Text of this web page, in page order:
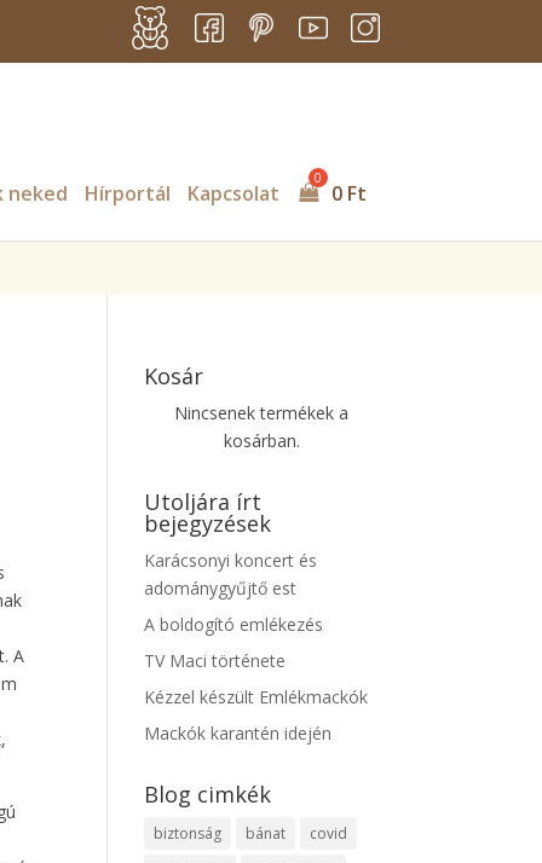
billingo/includes/class-billingo.php on line
neked Hírportál Kapcsolat 0 Ft
A
Kosár
Nincsenek termékek a
kosárban.
Utoljára írt
bejegyzések
Karácsonyi koncert és
adománygyűjtő est
A boldogító emlékezés
TV Maci története
Kézzel készült Emlékmackók
Mackók karantén idején
Blog cimkék
biztonság bánat
covid